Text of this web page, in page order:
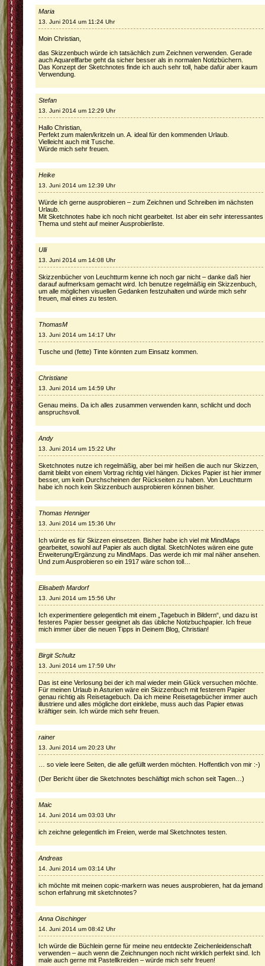
Maria
13. Juni 2014 um 11:24 Uhr
Moin Christian,
das Skizzenbuch würde ich tatsächlich zum Zeichnen verwenden. Gerade
auch Aquarellfarbe geht da sicher besser als in normalen Notizbüchern.
Das Konzept der Sketchnotes finde ich auch sehr toll, habe dafür aber kaum
Verwendung.
Stefan
13. Juni 2014 um 12:29 Uhr
Hallo Christian,
Perfekt zum malen/kritzeln un. A. ideal für den kommenden Urlaub.
Vielleicht auch mit Tusche.
Würde mich sehr freuen.
Heike
13. Juni 2014 um 12:39 Uhr
Würde ich gerne ausprobieren – zum Zeichnen und Schreiben im nächsten
Urlaub.
Mit Sketchnotes habe ich noch nicht gearbeitet. Ist aber ein sehr interessantes
Thema und steht auf meiner Ausprobierliste.
Ulli
13. Juni 2014 um 14:08 Uhr
Skizzenbücher von Leuchtturm kenne ich noch gar nicht – danke daß hier
darauf aufmerksam gemacht wird. Ich benutze regelmäßig ein Skizzenbuch,
um alle möglichen visuellen Gedanken festzuhalten und würde mich sehr
freuen, mal eines zu testen.
ThomasM
13. Juni 2014 um 14:17 Uhr
Tusche und (fette) Tinte könnten zum Einsatz kommen.
Christiane
13. Juni 2014 um 14:59 Uhr
Genau meins. Da ich alles zusammen verwenden kann, schlicht und doch
anspruchsvoll.
Andy
13. Juni 2014 um 15:22 Uhr
Sketchnotes nutze ich regelmäßig, aber bei mir heißen die auch nur Skizzen,
damit bleibt von einem Vortrag richtig viel hängen. Dickes Papier ist hier immer
besser, um kein Durchscheinen der Rückseiten zu haben. Von Leuchtturm
habe ich noch kein Skizzenbuch ausprobieren können bisher.
Thomas Henniger
13. Juni 2014 um 15:36 Uhr
Ich würde es für Skizzen einsetzen. Bisher habe ich viel mit MindMaps
gearbeitet, sowohl auf Papier als auch digital. SketchNotes wären eine gute
Erweiterung/Ergänzung zu MindMaps. Das werde ich mir mal näher ansehen.
Und zum Ausprobieren so ein 1917 wäre schon toll…
Elisabeth Mardorf
13. Juni 2014 um 15:56 Uhr
Ich experimentiere gelegentlich mit einem „Tagebuch in Bildern“, und dazu ist
festeres Papier besser geeignet als das übliche Notizbuchpapier. Ich freue
mich immer über die neuen Tipps in Deinem Blog, Christian!
Birgit Schultz
13. Juni 2014 um 17:59 Uhr
Das ist eine Verlosung bei der ich mal wieder mein Glück versuchen möchte.
Für meinen Urlaub in Asturien wäre ein Skizzenbuch mit festerem Papier
genau richtig als Reisetagebuch. Da ich meine Reisetagebücher immer auch
illustriere und alles mögliche dort einklebe, muss auch das Papier etwas
kräftiger sein. Ich würde mich sehr freuen.
rainer
13. Juni 2014 um 20:23 Uhr
… so viele leere Seiten, die alle gefüllt werden möchten. Hoffentlich von mir :-)
(Der Bericht über die Sketchnotes beschäftigt mich schon seit Tagen…)
Maic
14. Juni 2014 um 03:03 Uhr
ich zeichne gelegentlich im Freien, werde mal Sketchnotes testen.
Andreas
14. Juni 2014 um 03:14 Uhr
ich möchte mit meinen copic-markern was neues ausprobieren, hat da jemand
schon erfahrung mit sketchnotes?
Anna Oischinger
14. Juni 2014 um 08:42 Uhr
Ich würde die Büchlein gerne für meine neu entdeckte Zeichenleidenschaft
verwenden – auch wenn die Zeichnungen noch nicht wirklich perfekt sind. Ich
male auch gerne mit Pastellkreiden – würde mich sehr freuen!